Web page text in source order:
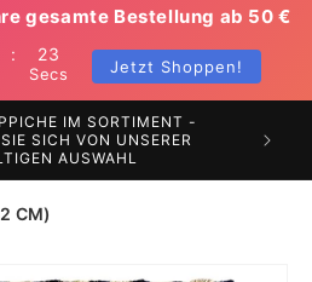
gesamte Bestellung ab 50 €
: 22
Secs Jetzt Shoppen!
IM SORTIMENT -
SICH VON UNSERER
AUSWAHL
CM)